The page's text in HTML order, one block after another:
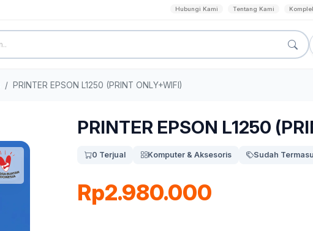
Hubungi Kami Tentang Kami
PRINTER EPSON L1250 (PRINT ONLY+WIFI)
PRINTER EPSON L1250
0 Terjual Komputer & Aksesoris Sudah
Rp2.980.000